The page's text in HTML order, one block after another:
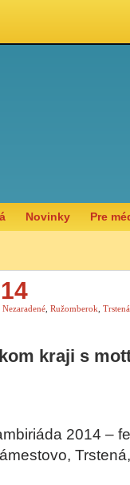
Novinky Pre
Nezaradené Ružomberok Trstená
kraji s
2014 –